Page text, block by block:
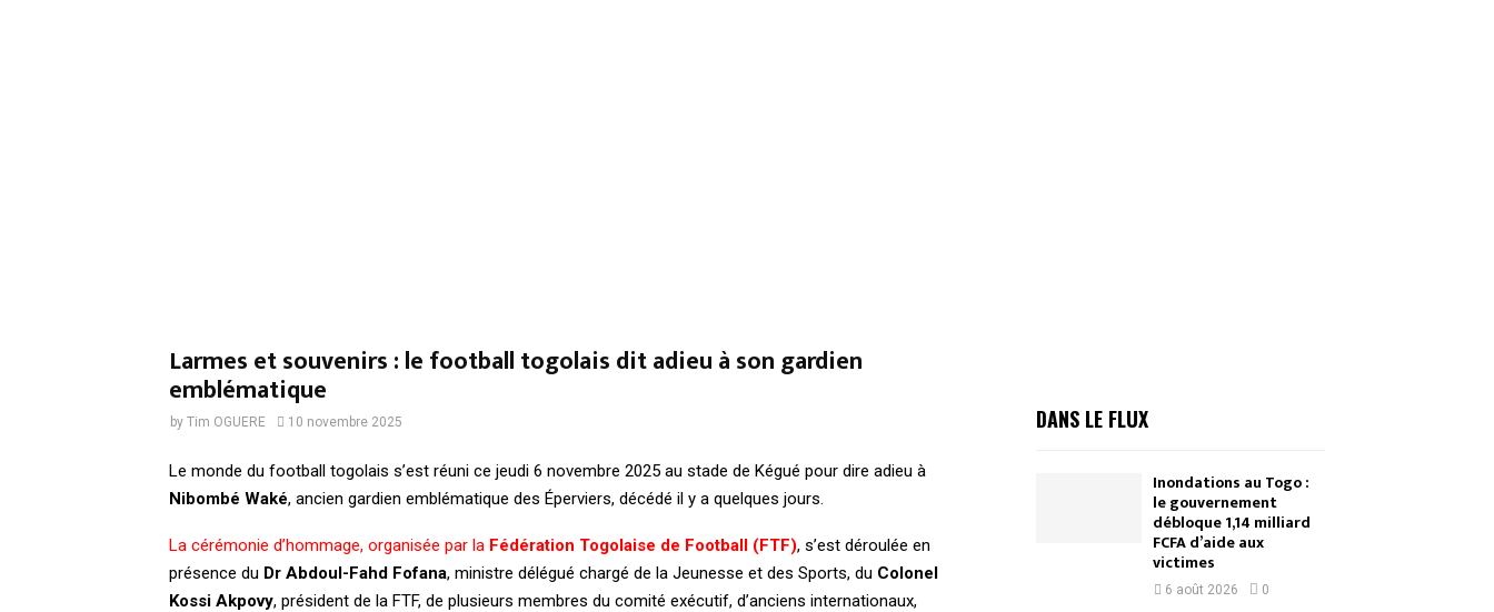
Larmes et souvenirs : le football togolais dit adieu à son gardien
emblématique
by Tim OGUERE 10 novembre 2025
Le monde du football togolais s’est réuni ce jeudi 6 novembre 2025 au stade de Kégué pour dire adieu à
Nibombé Waké, ancien gardien emblématique des Éperviers, décédé il y a quelques jours.
La cérémonie d’hommage, organisée par la Fédération Togolaise de Football (FTF), s’est déroulée en
présence du Dr Abdoul-Fahd Fofana, ministre délégué chargé de la Jeunesse et des Sports, du Colonel
Kossi Akpovy, président de la FTF, de plusieurs membres du comité exécutif, d’anciens internationaux,
DANS LE FLUX
Inondations au Togo :
le gouvernement
débloque 1,14 milliard
FCFA d’aide aux
victimes
6 août 2026 0